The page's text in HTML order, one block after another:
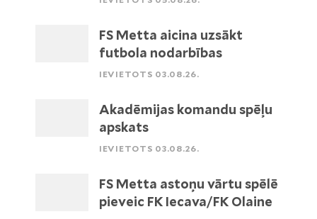
FS Metta aicina uzsākt
futbola nodarbības
IEVIETOTS 03.08.26.
Akadēmijas komandu spēļu
apskats
IEVIETOTS 03.08.26.
FS Metta astoņu vārtu spēlē
pieveic FK Iecava/FK Olaine